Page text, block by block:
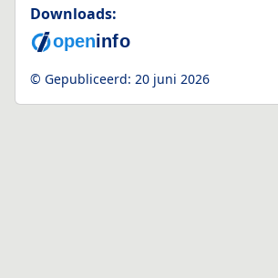
Downloads:
© Gepubliceerd: 20 juni 2026